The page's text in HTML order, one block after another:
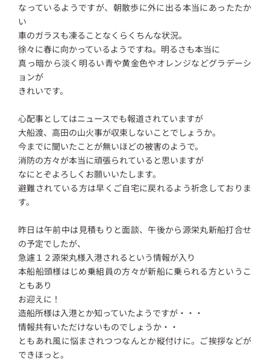
なっているようですが、朝散歩に外に出る本当にあったたか
い
車のガラスも凍ることなくらくちんな状況。
徐々に春に向かっているようですね。明るさも本当に
真っ暗から淡く明るい青や黄金色やオレンジなどグラデーシ
ョンが
きれいです。
心配事としてはニュースでも報道されていますが
大船渡、高田の山火事が収束しないことでしょうか。
今までに聞いたことが無いほどの被害のようで。
消防の方々が本当に頑張られていると思いますが
なにとぞよろしくお願いいたします。
避難されている方は早くご自宅に戻れるよう祈念しておりま
す。
昨日は午前中は見積もりと面談、午後から源栄丸新船打合せ
の予定でしたが、
急遽１２源栄丸様入港されるという情報が入り
本船船頭様はじめ乗組員の方々が新船に乗られる方というこ
ともあり
お迎えに！
造船所様は入港とか知っていたようですが・・・
情報共有いただけないものでしょうか・・
ともあれ風に悩まされつつなんとか縦付けに。ご挨拶などが
できほっと。